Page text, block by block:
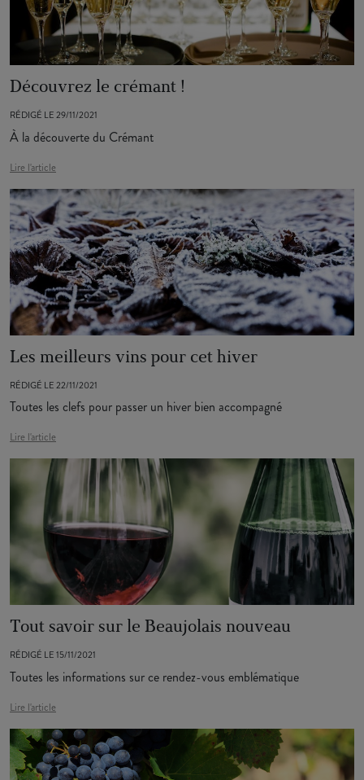
Découvrez le crémant !
RÉDIGÉ LE 29/11/2021
À la découverte du Crémant
Lire l'article
Les meilleurs vins pour cet hiver
RÉDIGÉ LE 22/11/2021
Toutes les clefs pour passer un hiver bien accompagné
Lire l'article
Tout savoir sur le Beaujolais nouveau
RÉDIGÉ LE 15/11/2021
Toutes les informations sur ce rendez-vous emblématique
Lire l'article